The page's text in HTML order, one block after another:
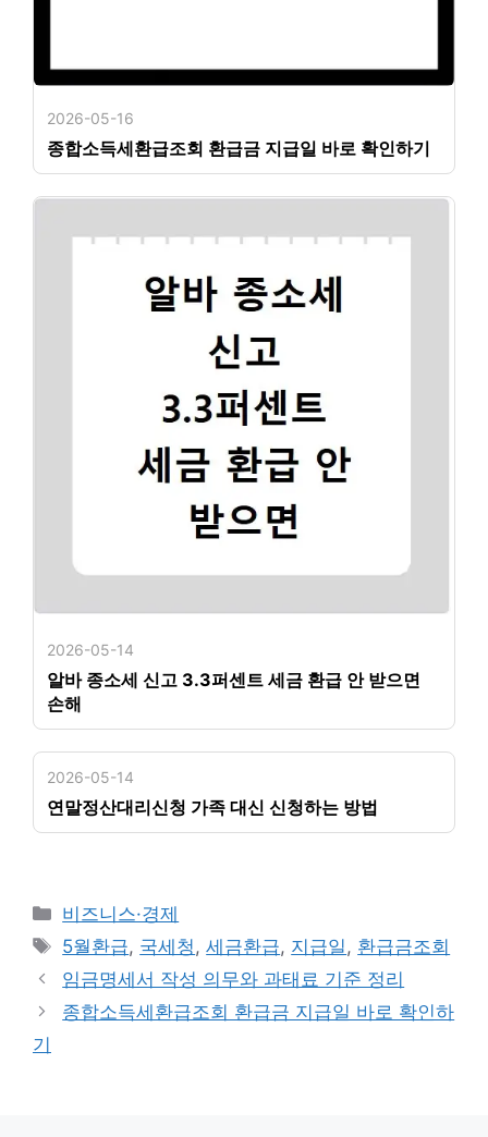
2026-05-16
종합소득세환급조회 환급금 지급일 바로 확인하기
2026-05-14
알바 종소세 신고 3.3퍼센트 세금 환급 안 받으면
손해
2026-05-14
연말정산대리신청 가족 대신 신청하는 방법
카
테
리
비즈니스·경제
태
그
5월환급, 국세청,세금환급, 지급일, 환급금조회
임금명세서 작성 의무와 과태료 기준 정리
종합소득세환급조회 환급금 지급일 바로 확인하
기